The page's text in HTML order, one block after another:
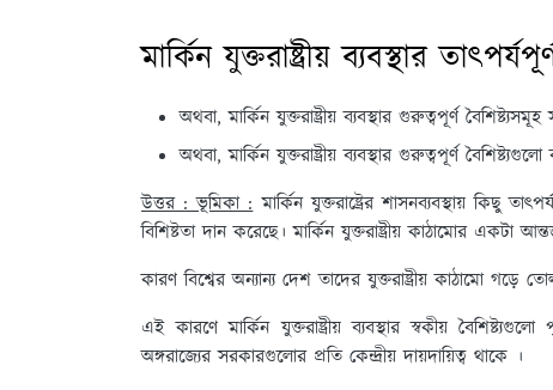
মার্কিন যুক্তরাষ্ট্রীয় ব্যবস্থার
অথবা, মার্কিন যুক্তরাষ্ট্রীয় ব্যবস্থার গুরুত্বপূর্ণ
অথবা, মার্কিন যুক্তরাষ্ট্রীয় ব্যবস্থার গুরুত্বপূর্ণ
উত্তর : ভূমিকা :মার্কিন যুক্তরাষ্ট্রের শাসনব্যবস্থায় কিছু
বিশিষ্টতা দান করেছে। মার্কিন যুক্তরাষ্ট্রীয় কাঠামোর একটা
কারণ বিশ্বের অন্যান্য দেশ তাদের যুক্তরাষ্ট্রীয় কাঠামো গড়ে
এই কারণে মার্কিন যুক্তরাষ্ট্রীয় ব্যবস্থার স্বকীয়
অঙ্গরাজ্যের সরকারগুলোর প্রতি কেন্দ্রীয় দায়দায়িত্ব থাকে ।